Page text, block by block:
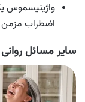
واژینیسموس
اضطراب
سایر مسائل